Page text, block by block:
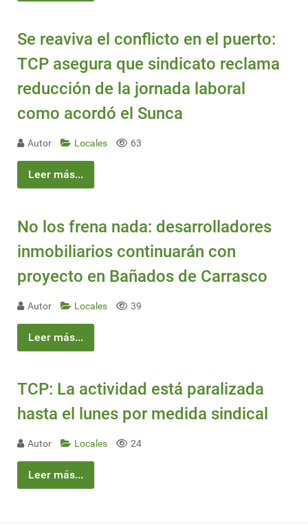
Se reaviva el conflicto en el puerto:
TCP asegura que sindicato reclama
reducción de la jornada laboral
como acordó el Sunca
Autor Locales 63
Leer más...
No los frena nada: desarrolladores
inmobiliarios continuarán con
proyecto en Bañados de Carrasco
Autor Locales 39
Leer más...
TCP: La actividad está paralizada
hasta el lunes por medida sindical
Autor Locales 24
Leer más...